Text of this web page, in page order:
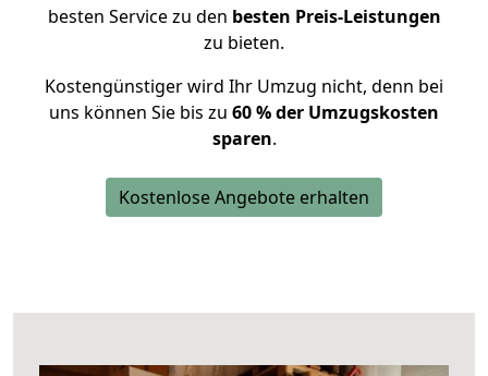
besten Service zu den besten Preis-Leistungen
zu bieten.
Kostengünstiger wird Ihr Umzug nicht, denn bei
uns können Sie bis zu 60 % der Umzugskosten
sparen.
Kostenlose Angebote erhalten